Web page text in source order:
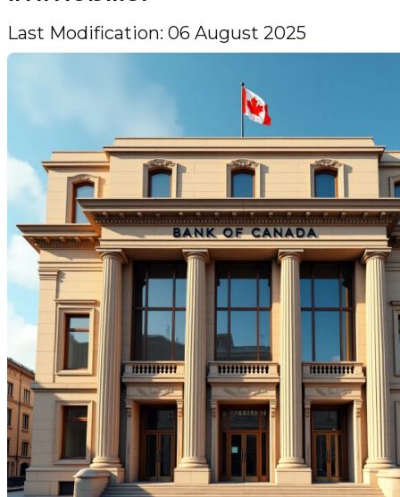
Last Modification: 06 August 2025